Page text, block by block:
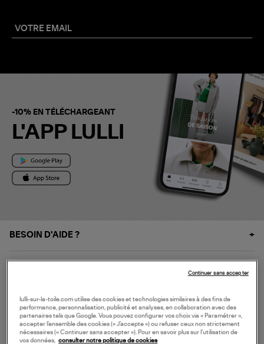
-10% EN TÉLÉCHARGEANT
L'APP LULLI
BESOIN D'AIDE ?
NOS SERVICES
SERVICE CLIENT
lulli-sur-la-toile.com utilise des cookies et technologies similaires à des fins de
performance, personnalisation, publicité et analyses, en collaboration avec des
partenaires tels que Google. Vous pouvez configurer vos choix via « Paramétrer »,
accepter l’ensemble des cookies (« J’accepte ») ou refuser ceux non strictement
nécessaires (« Continuer sans accepter »). Pour en savoir plus sur l’utilisation de
vos données,
consulter notre politique de cookies
Continuer sans accepter